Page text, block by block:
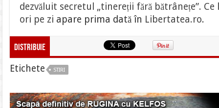
dezvăluit secretul „tinereții fără bătrânețe”. Ce
ori pe zi apare prima dată în Libertatea.ro.
Distribuie
Etichete STIRI